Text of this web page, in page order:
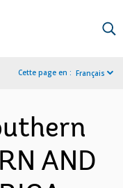
Cette page en : Français
AND